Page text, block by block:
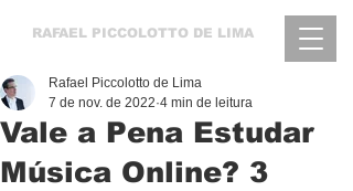
RAFAEL PICCOLOTTO DE LIMA
Vale a Pena Estudar
Música Online? 3
Rafael Piccolotto de Lima
7 de nov. de 2022 4 min de leitura